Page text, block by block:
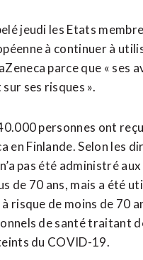
jeudi les Etats
à continuer à
parce que « ses
ses risques ».
personnes ont
en Finlande. Selon les
pas été administré
de 70 ans, mais a été
risque de moins de 70
de santé traitant
du COVID-19.